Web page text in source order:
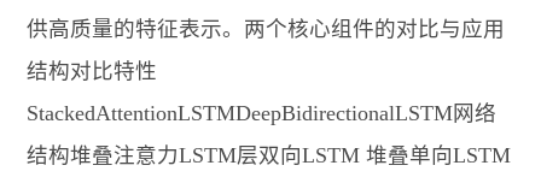
供高质量的特征表示。两个核心组件的对比与应用
结构对比特性
StackedAttentionLSTMDeepBidirectionalLSTM网络
结构堆叠注意力LSTM层双向LSTM 堆叠单向LSTM